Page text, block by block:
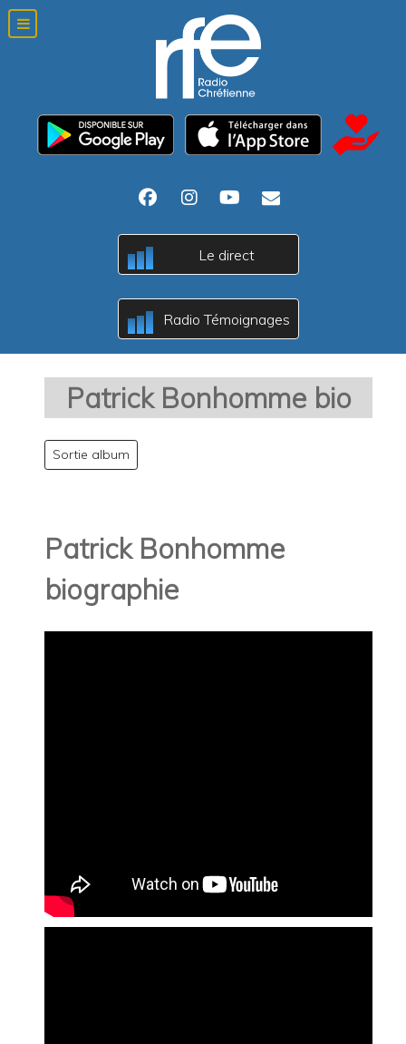
A
B
c
Le direct
A
B
c
Radio Témoignages
Patrick Bonhomme bio
Sortie album
Patrick Bonhomme
biographie